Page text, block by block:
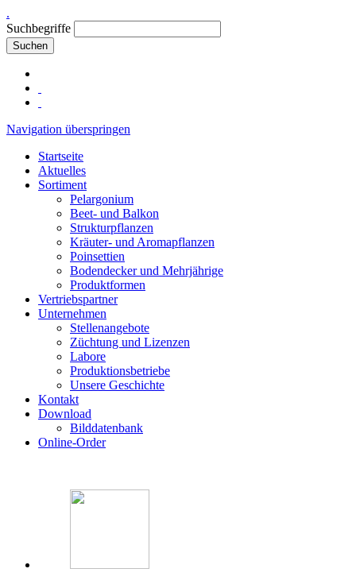
.
Suchbegriffe
Suchen
Navigation überspringen
Startseite
Aktuelles
Sortiment
Pelargonium
Beet- und Balkon
Strukturpflanzen
Kräuter- und Aromapflanzen
Poinsettien
Bodendecker und Mehrjährige
Produktformen
Vertriebspartner
Unternehmen
Stellenangebote
Züchtung und Lizenzen
Labore
Produktionsbetriebe
Unsere Geschichte
Kontakt
Download
Bilddatenbank
Online-Order